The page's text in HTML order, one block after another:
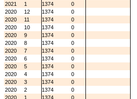
2021
1 1374
0
2020
12 1374
0
2020
11 1374
0
2020
10 1374
0
2020
9 1374
0
2020
8 1374
0
2020
7 1374
0
2020
6 1374
0
2020
5 1374
0
2020
4 1374
0
2020
3 1374
0
2020
2 1374
0
2020
1 1374
0